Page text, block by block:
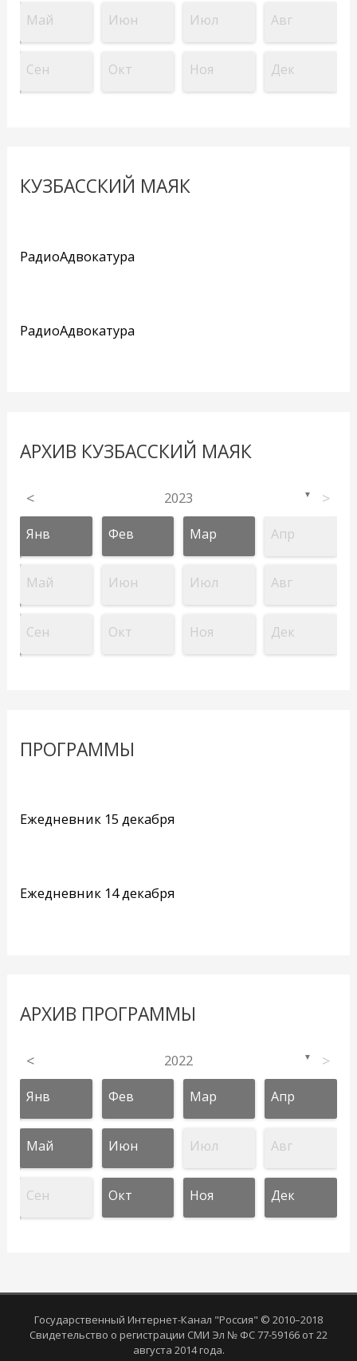
Май Июн Июл Авг
Сен Окт Ноя Дек
КУЗБАССКИЙ МАЯК
РадиоАдвокатура
РадиоАдвокатура
АРХИВ КУЗБАССКИЙ МАЯК
< 2023 ▼ >
Янв Фев Мар Апр
Май Июн Июл Авг
Сен Окт Ноя Дек
ПРОГРАММЫ
Ежедневник 15 декабря
Ежедневник 14 декабря
АРХИВ ПРОГРАММЫ
< 2022 ▼ >
Янв Фев Мар Апр
Май Июн Июл Авг
Сен Окт Ноя Дек
Государственный Интернет-Канал "Россия" © 2010–2018
Свидетельство о регистрации СМИ Эл № ФС 77-59166 от 22
августа 2014 года.